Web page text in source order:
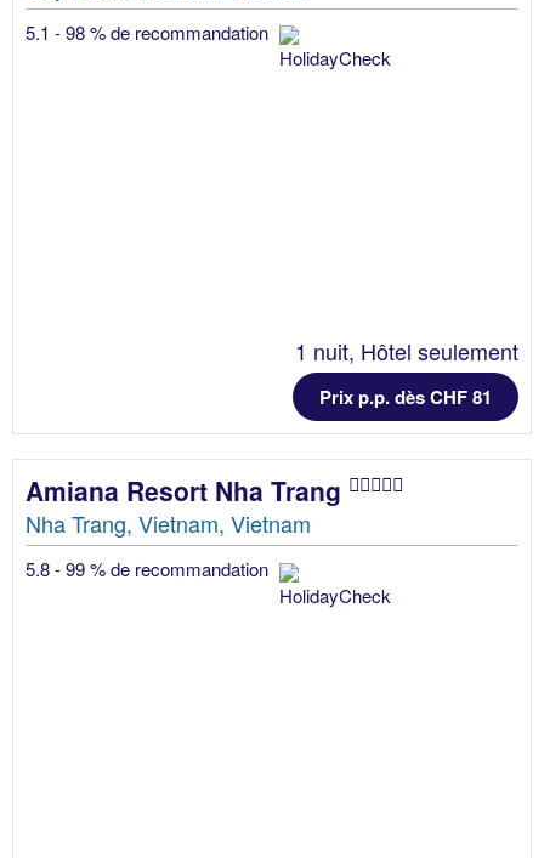
5.1 - 98 % de recommandation
1 nuit, Hôtel seulement
Prix p.p. dès CHF 81
Amiana Resort Nha Trang
Nha Trang, Vietnam, Vietnam
5.8 - 99 % de recommandation